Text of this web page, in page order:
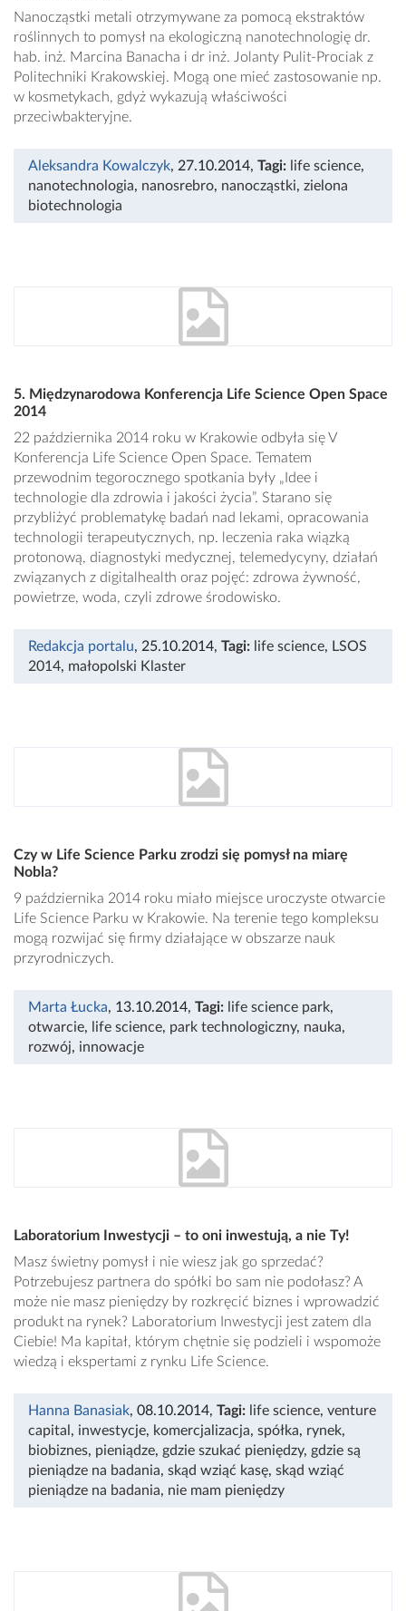
Nanocząstki metali otrzymywane za pomocą ekstraktów
roślinnych to pomysł na ekologiczną nanotechnologię dr.
hab. inż. Marcina Banacha i dr inż. Jolanty Pulit-Prociak z
Politechniki Krakowskiej. Mogą one mieć zastosowanie np.
w kosmetykach, gdyż wykazują właściwości
przeciwbakteryjne.
Aleksandra Kowalczyk, 27.10.2014, Tagi: life science,
nanotechnologia, nanosrebro, nanocząstki, zielona
biotechnologia
5. Międzynarodowa Konferencja Life Science Open Space
2014
22 października 2014 roku w Krakowie odbyła się V
Konferencja Life Science Open Space. Tematem
przewodnim tegorocznego spotkania były „Idee i
technologie dla zdrowia i jakości życia”. Starano się
przybliżyć problematykę badań nad lekami, opracowania
technologii terapeutycznych, np. leczenia raka wiązką
protonową, diagnostyki medycznej, telemedycyny, działań
związanych z digitalhealth oraz pojęć: zdrowa żywność,
powietrze, woda, czyli zdrowe środowisko.
Redakcja portalu, 25.10.2014, Tagi: life science, LSOS
2014, małopolski Klaster
Czy w Life Science Parku zrodzi się pomysł na miarę
Nobla?
9 października 2014 roku miało miejsce uroczyste otwarcie
Life Science Parku w Krakowie. Na terenie tego kompleksu
mogą rozwijać się firmy działające w obszarze nauk
przyrodniczych.
Marta Łucka, 13.10.2014, Tagi: life science park,
otwarcie, life science, park technologiczny, nauka,
rozwój, innowacje
Laboratorium Inwestycji – to oni inwestują, a nie Ty!
Masz świetny pomysł i nie wiesz jak go sprzedać?
Potrzebujesz partnera do spółki bo sam nie podołasz? A
może nie masz pieniędzy by rozkręcić biznes i wprowadzić
produkt na rynek? Laboratorium Inwestycji jest zatem dla
Ciebie! Ma kapitał, którym chętnie się podzieli i wspomoże
wiedzą i ekspertami z rynku Life Science.
Hanna Banasiak, 08.10.2014, Tagi: life science, venture
capital , inwestycje, komercjalizacja, spółka, rynek,
biobiznes, pieniądze, gdzie szukać pieniędzy, gdzie są
pieniądze na badania, skąd wziąć kasę, skąd wziąć
pieniądze na badania, nie mam pieniędzy